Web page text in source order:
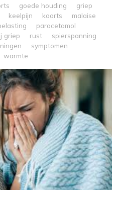
goede houding
griep
keelpijn koorts
malaise
paracetamol
griep rust
spierspanning
symptomen
warmte